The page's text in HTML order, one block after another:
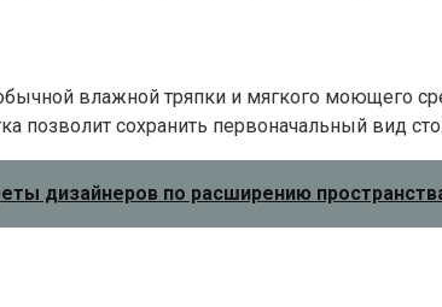
влажной тряпки и мягкого моющего
позволит сохранить первоначальный вид
дизайнеров по расширению